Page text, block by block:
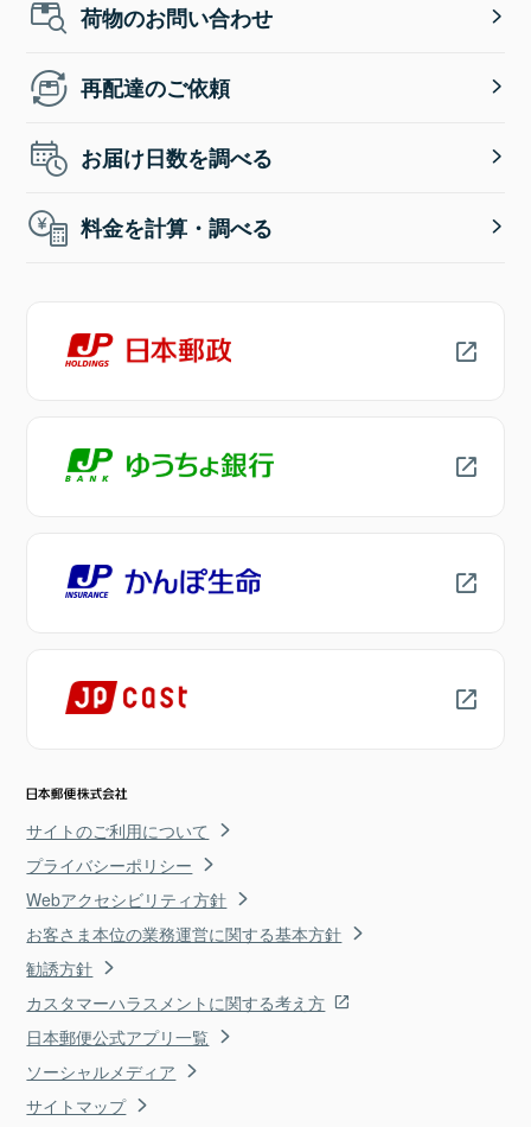
荷物のお問い合わせ
再配達のご依頼
お届け日数を調べる
料金を計算・調べる
サイトのご利用について
プライバシーポリシー
Webアクセシビリティ方針
お客さま本位の業務運営に関する基本方針
勧誘方針
カスタマーハラスメントに関する考え方
日本郵便公式アプリ一覧
ソーシャルメディア
サイトマップ